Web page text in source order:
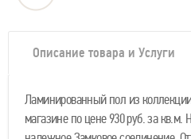
Описание товара и Услуги
Ламинированный пол из
магазине по цене 930 руб. за кв.м.